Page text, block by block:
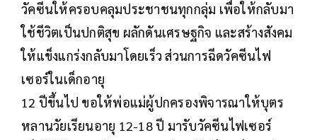
วัคซีนให้ครอบคลุมประชาชนทุกกลุ่ม เพื่อให้กลับมา
ใช้ชีวิตเป็นปกติสุข ผลักดันเศรษฐกิจ และสร้างสังคม
ให้แข็งแกร่งกลับมาโดยเร็ว ส่วนการฉีดวัคซีนไฟ
เซอร์ในเด็กอายุ
12 ปีขึ้นไป ขอให้พ่อแม่ผู้ปกครองพิจารณาให้บุตร
หลานวัยเรียนอายุ 12-18 ปี มารับวัคซีนไฟเซอร์